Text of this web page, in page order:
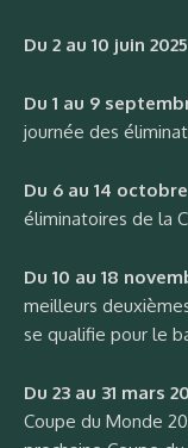
Du 2 au 10 juin
Du 1 au 9
journée des
Du 6 au 14 octobre
éliminatoires de la
Du 10 au 18
meilleurs
se qualifie pour le
Du 23 au 31 mars
Coupe du Monde